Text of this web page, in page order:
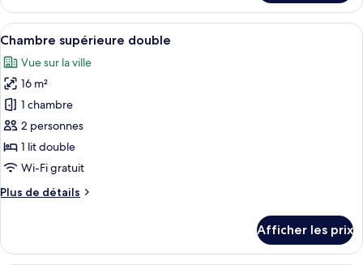
(Large)
Chambre
simple
(Large)
Afficher
toutes
les
photos
pour
ce
type
de
chambre :
Chambre
Une chambre d’hôtel avec un grand
8
Chambre supérieure double
Vue sur la ville
16 m²
1 chambre
2 personnes
1 lit double
Wi-Fi gratuit
Plus de détails
Plus
Chambre
Afficher les prix